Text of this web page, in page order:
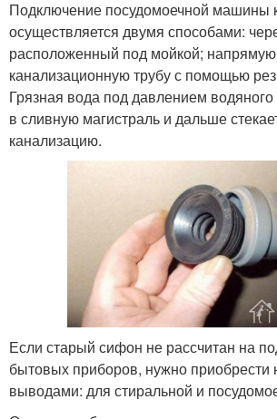
Подключение посудомоечной машины
осуществляется двумя способами:
расположенный под мойкой;
канализационную трубу с помощью
Грязная вода под давлением водяного
в сливную магистраль и дальше
канализацию.
Если старый сифон не рассчитан на
бытовых приборов, нужно приобрести
выводами: для стиральной и